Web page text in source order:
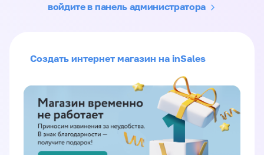
войдите в панель администратора
Создать интернет магазин на inSales